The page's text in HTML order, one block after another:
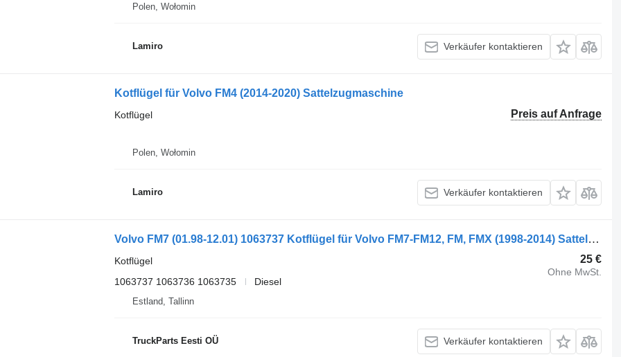
Polen, Wołomin
Lamiro Verkäufer kontaktieren
Kotflügel für Volvo FM4 (2014-2020) Sattelzugmaschine
Preis auf Anfrage
Kotflügel
Polen, Wołomin
Lamiro Verkäufer kontaktieren
Volvo FM7 (01.98-12.01) 1063737 Kotflügel für Volvo FM7-FM12, FM, FMX (1998-2014) Sattelzugmaschine
25 €
Ohne MwSt.
Kotflügel
1063737 1063736 1063735
Diesel
Estland, Tallinn
TruckParts Eesti OÜ Verkäufer kontaktieren